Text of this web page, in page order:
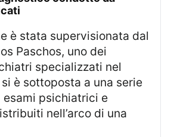
Paschos, uno dei
specializzati nel
è sottoposta a una serie
esami psichiatrici e
nell’arco di una